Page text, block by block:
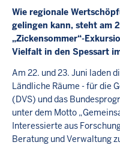
Wie regionale
gelingen kann, steht am
„Zickensommer“-
Vielfalt in den Spessart
Am 22. und 23. Juni laden
Ländliche Räume - für die
(DVS) und das
unter dem Motto
Interessierte aus
Beratung und Verwaltung